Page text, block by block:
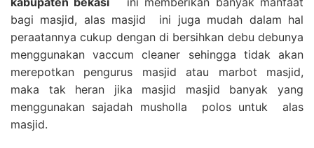
bagi masjid, alas masjid ini juga mudah dalam hal
peraatannya cukup dengan di bersihkan debu debunya
menggunakan vaccum cleaner sehingga tidak akan
merepotkan pengurus masjid atau marbot masjid,
maka tak heran jika masjid masjid banyak yang
menggunakan sajadah musholla polos untuk alas
masjid.